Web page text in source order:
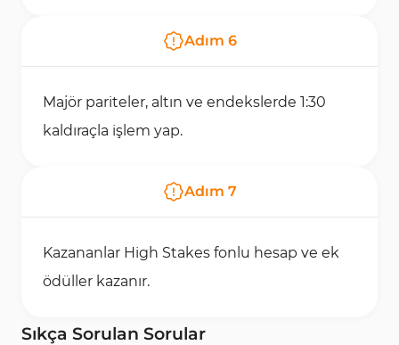
Adım 6
Majör pariteler, altın ve endekslerde 1:30
kaldıraçla işlem yap.
Adım 7
Kazananlar High Stakes fonlu hesap ve ek
ödüller kazanır.
Sıkça Sorulan Sorular